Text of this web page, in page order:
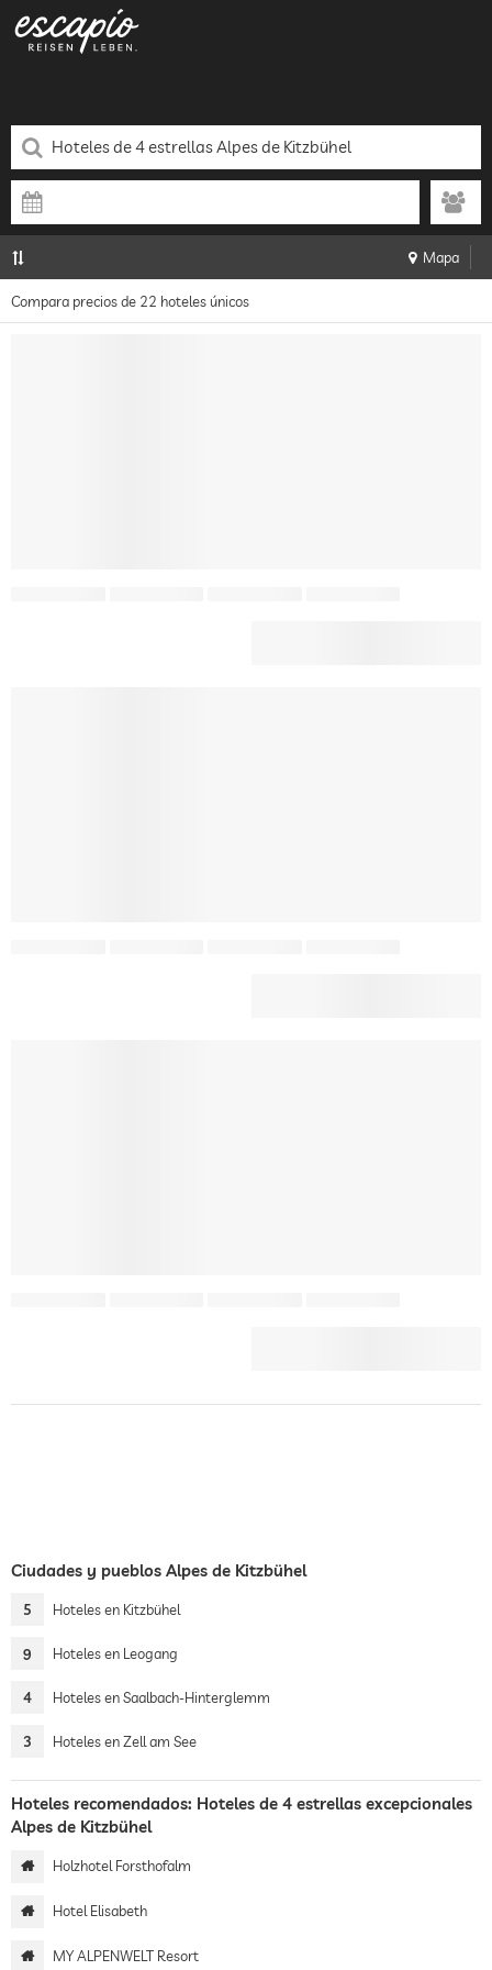
Mapa
Compara precios de 22 hoteles únicos
Ciudades y pueblos Alpes de Kitzbühel
5 Hoteles en Kitzbühel
9 Hoteles en Leogang
4 Hoteles en Saalbach-Hinterglemm
3 Hoteles en Zell am See
Hoteles recomendados: Hoteles de 4 estrellas excepcionales
Alpes de Kitzbühel
Holzhotel Forsthofalm
Hotel Elisabeth
MY ALPENWELT Resort